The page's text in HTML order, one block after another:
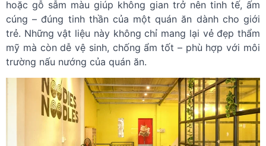
hoặc gỗ sẫm màu giúp không gian trở nên tinh tế, ấm
cúng – đúng tinh thần của một quán ăn dành cho giới
trẻ. Những vật liệu này không chỉ mang lại vẻ đẹp thẩm
mỹ mà còn dễ vệ sinh, chống ẩm tốt – phù hợp với môi
trường nấu nướng của quán ăn.